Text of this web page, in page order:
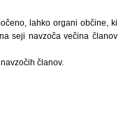
lahko organi občine, ki
seji navzoča večina članov
članov.